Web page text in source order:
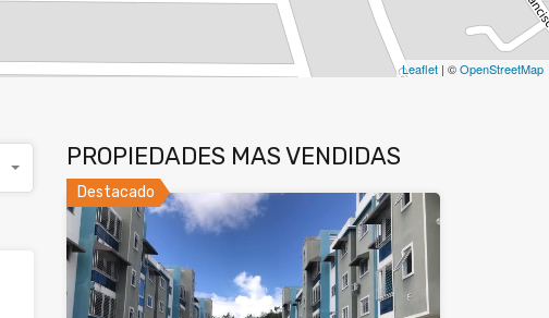
Leaflet | ©OpenStreetMap
PROPIEDADES MAS VENDIDAS
Destacado